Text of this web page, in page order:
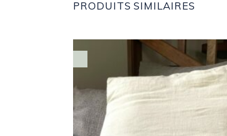
PRODUITS SIMILAIRES